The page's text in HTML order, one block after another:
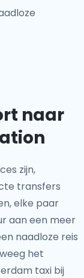
naar
zijn,
transfers
elke paar
aan een meer
naadloze reis
het
taxi bij